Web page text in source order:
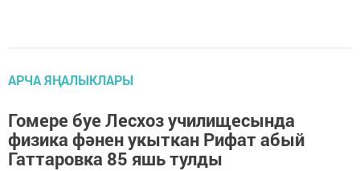
АРЧА ЯҢАЛЫКЛАРЫ
Гомере буе Лесхоз училищесында
физика фәнен укыткан Рифат абый
Гаттаровка 85 яшь тулды